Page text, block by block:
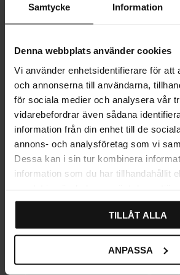
Samtycke Information
Denna webbplats använder cookies
Vi använder enhetsidentifierare för att
och annonserna till användarna,
för sociala medier och analysera vår
vidarebefordrar även sådana
information från din enhet till de
annons- och analysföretag som vi
Dessa kan i sin tur kombinera
information som du har tillhandahållit
TILLÅT ALLA
ANPASSA
Knivinsats Ek Trä Besticklåda
Betyg: (13) 4.7 utav 5 stjärnor
I lager
Betyg:
I lager
Lådavdelare Hög Trä Ek Bas-
Lägg till i favoriter